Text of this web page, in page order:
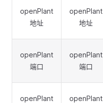
openPlant
地址
openPlant
地址
openPlant
端口
openPlant
端口
openPlant
openPlant